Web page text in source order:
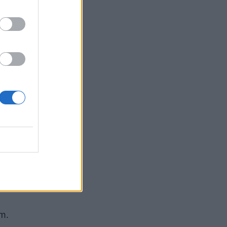
O. R.
P. D.
për